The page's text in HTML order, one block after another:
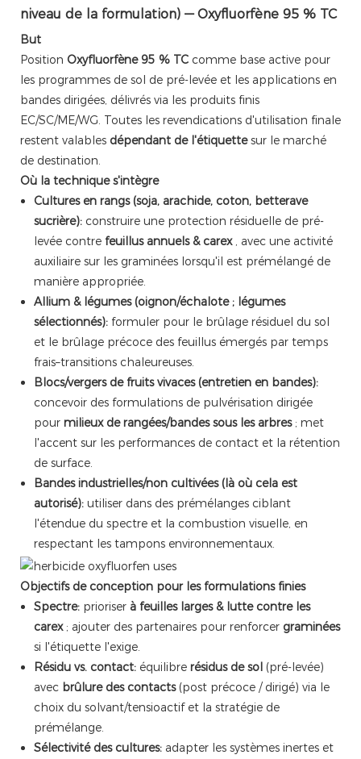
niveau de la formulation) — Oxyfluorfène 95 % TC
But
Position Oxyfluorfène 95 % TC comme base active pour
les programmes de sol de pré-levée et les applications en
bandes dirigées, délivrés via les produits finis
EC/SC/ME/WG. Toutes les revendications d'utilisation finale
restent valables dépendant de l'étiquettesur le marché
de destination.
Où la technique s'intègre
Cultures en rangs (soja, arachide, coton, betterave
sucrière): construire une protection résiduelle de pré-
levée contre feuillus annuels & carex , avec une activité
auxiliaire sur les graminées lorsqu'il est prémélangé de
manière appropriée.
Allium & légumes (oignon/échalote ; légumes
sélectionnés): formuler pour le brûlage résiduel du sol
et le brûlage précoce des feuillus émergés par temps
frais–transitions chaleureuses.
Blocs/vergers de fruits vivaces (entretien en bandes):
concevoir des formulations de pulvérisation dirigée
pour milieux de rangées/bandes sous les arbres ; met
l'accent sur les performances de contact et la rétention
de surface.
Bandes industrielles/non cultivées (là où cela est
autorisé): utiliser dans des prémélanges ciblant
l'étendue du spectre et la combustion visuelle, en
respectant les tampons environnementaux.
Objectifs de conception pour les formulations finies
Spectre: prioriser à feuilles larges & lutte contre les
carex ; ajouter des partenaires pour renforcer graminées
si l'étiquette l'exige.
Résidu vs. contact: équilibre résidus de sol (pré-levée)
avec brûlure des contacts(post précoce / dirigé) via le
choix du solvant/tensioactif et la stratégie de
prémélange.
Sélectivité des cultures: adapter les systèmes inertes et